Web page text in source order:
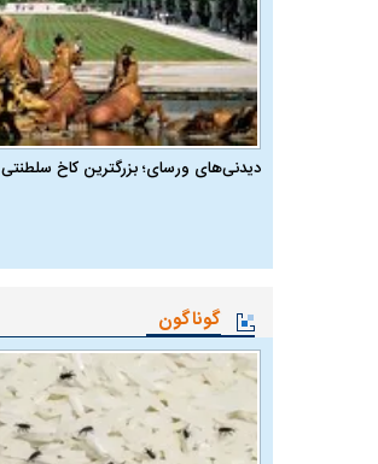
دیدنی‌های ورسای؛ بزرگترین کاخ سلطنتی
گوناگون